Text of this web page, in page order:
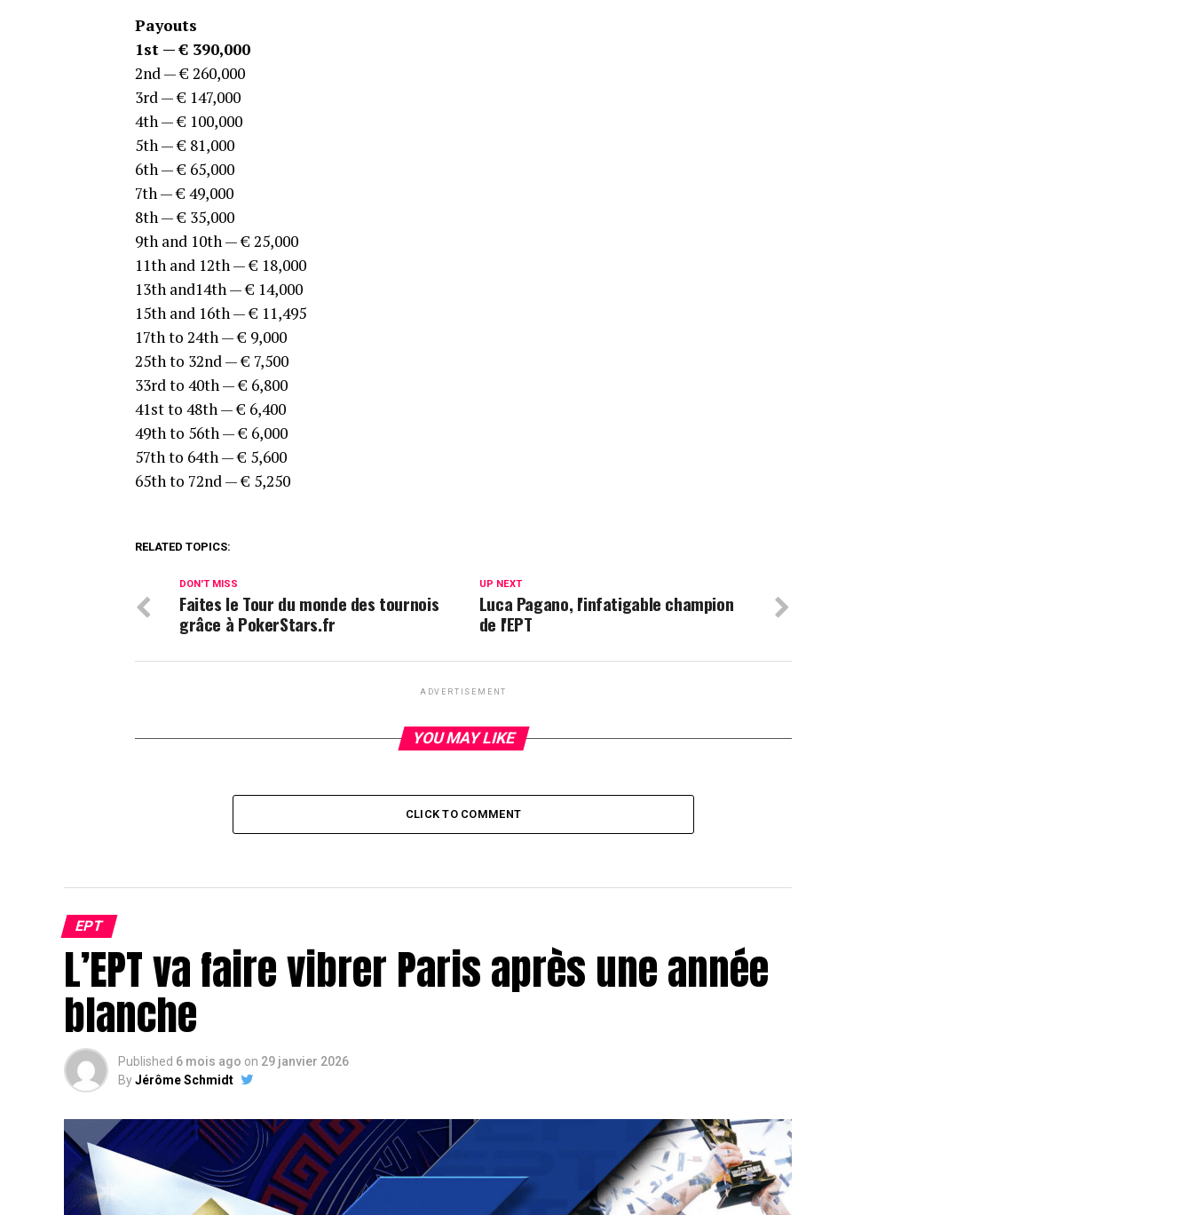
Payouts
1st — € 390,000
2nd — € 260,000
3rd — € 147,000
4th — € 100,000
5th — € 81,000
6th — € 65,000
7th — € 49,000
8th — € 35,000
9th and 10th — € 25,000
11th and 12th — € 18,000
13th and14th — € 14,000
15th and 16th — € 11,495
17th to 24th — € 9,000
25th to 32nd — € 7,500
33rd to 40th — € 6,800
41st to 48th — € 6,400
49th to 56th — € 6,000
57th to 64th — € 5,600
65th to 72nd — € 5,250
RELATED TOPICS:
UP NEXT
Luca Pagano, l'infatigable champion
de l'EPT
DON'T MISS
Faites le Tour du monde des tournois
grâce à PokerStars.fr
ADVERTISEMENT
YOU MAY LIKE
CLICK TO COMMENT
EPT
L’EPT va faire vibrer Paris après une année
blanche
Published 6 mois ago on 29 janvier 2026
ByJérôme Schmidt